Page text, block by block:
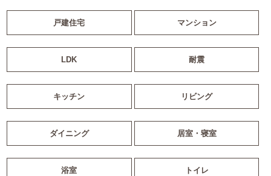
戸建住宅 マンション
LDK 耐震
キッチン リビング
ダイニング 居室・寝室
浴室 トイレ